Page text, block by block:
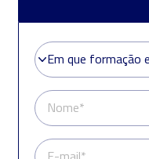
Em que formação
Em que formação
Nome*